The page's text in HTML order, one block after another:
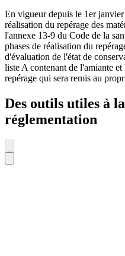
En vigueur depuis le 1er
réalisation du repérage des
l'annexe 13-9 du Code de la
phases de réalisation du
d'évaluation de l'état de
liste A contenant de l'amiante
repérage qui sera remis au
Des outils utiles à
réglementation